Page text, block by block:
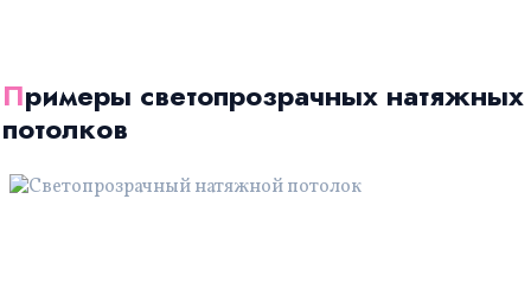
Примеры светопрозрачных натяжных
потолков